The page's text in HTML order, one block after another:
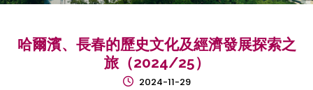
哈爾濱、長春的歷史文化及經濟發展探索之
旅（2024/25）
2024-11-29